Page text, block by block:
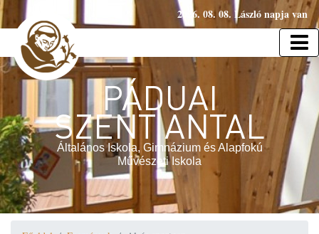
2026. 08. 08. László napja van
PÁDUAI
SZENT ANTAL
Általános Iskola, Gimnázium és Alapfokú
Művészeti Iskola